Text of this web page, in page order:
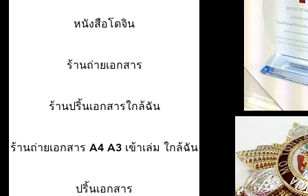
หนังสือโดจิน
ร้านถ่ายเอกสาร
ร้านปริ้นเอกสารใกล้ฉัน
ร้านถ่ายเอกสาร A4 A3 เข้าเล่ม ใกล้ฉัน
ปริ้นเอกสาร